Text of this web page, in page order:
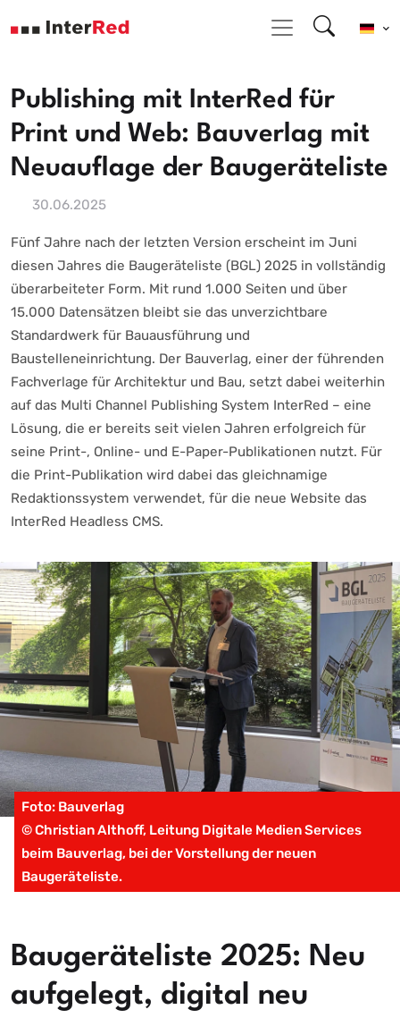
Publishing mit InterRed für
Print und Web: Bauverlag mit
Neuauflage der Baugeräteliste
30.06.2025
Fünf Jahre nach der letzten Version erscheint im Juni
diesen Jahres die Baugeräteliste (BGL) 2025 in vollständig
überarbeiteter Form. Mit rund 1.000 Seiten und über
15.000 Datensätzen bleibt sie das unverzichtbare
Standardwerk für Bauausführung und
Baustelleneinrichtung. Der Bauverlag, einer der führenden
Fachverlage für Architektur und Bau, setzt dabei weiterhin
auf das Multi Channel Publishing System InterRed – eine
Lösung, die er bereits seit vielen Jahren erfolgreich für
seine Print-, Online- und E-Paper-Publikationen nutzt. Für
die Print-Publikation wird dabei das gleichnamige
Redaktionssystem verwendet, für die neue Website das
InterRed Headless CMS.
Foto: Bauverlag
© Christian Althoff, Leitung Digitale Medien Services
beim Bauverlag, bei der Vorstellung der neuen
Baugeräteliste.
Baugeräteliste 2025: Neu
aufgelegt, digital neu